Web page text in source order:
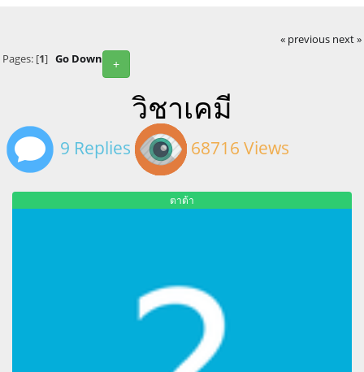
« previous next »
+
Pages: [1] Go Down
วิชาเคมี
9 Replies 68716 Views
ตาต้า